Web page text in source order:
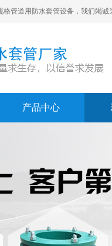
管道用防水套管设备，我们竭诚
产品中心